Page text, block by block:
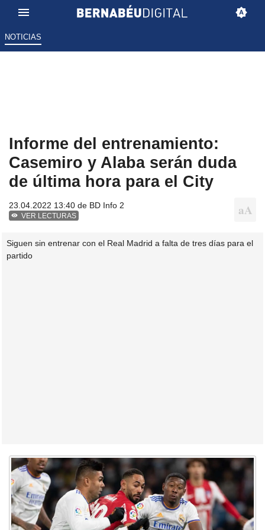
NOTICIAS
Informe del entrenamiento:
Casemiro y Alaba serán duda
de última hora para el City
23.04.2022 13:40 de BD Info 2
VER LECTURAS
Siguen sin entrenar con el Real Madrid a falta de tres días para el
partido